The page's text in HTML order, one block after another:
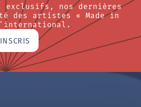
exclusifs, nos dernières
artistes « Made in